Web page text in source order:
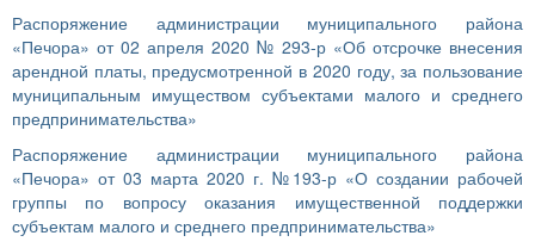
Распоряжение администрации муниципального района
«Печора» от 02 апреля 2020 № 293-р «Об отсрочке внесения
арендной платы, предусмотренной в 2020 году, за пользование
муниципальным имуществом субъектами малого и среднего
предпринимательства»
Распоряжение администрации муниципального района
«Печора» от 03 марта 2020 г. №193-р «О создании рабочей
группы по вопросу оказания имущественной поддержки
субъектам малого и среднего предпринимательства»